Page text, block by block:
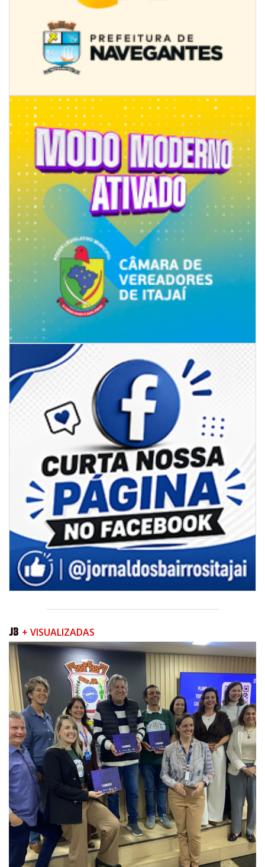
09/08/2026 | 07:00
Sala do Empreendedor orienta empresas sobre como participar de
ITAJAÍ
09/08/2026 | 07:00
Defesa Civil de Itajaí apresentará plano de contingência contra El Niño na
ACII
ITAJAÍ
09/08/2026 | 07:00
Município de Itajaí entrega títulos de propriedade a famílias da Itaipava
pelo Programa Lar Legal
CULTURA
+ VISUALIZADAS